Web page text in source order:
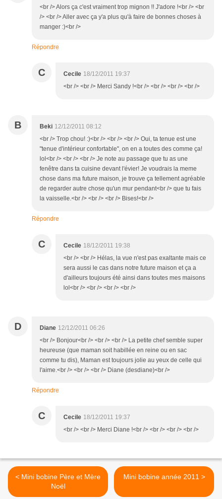
<br /> Alors ça c'est vraiment trop mignon !! J'adore !<br /> <br
/> <br /> Aller avec ça y'a plus qu'à faire de bonnes choses à
manger :)<br />
Répondre
C Cecile 18/12/2011 19:37
<br /> <br /> Merci Sandy !<br /> <br /> <br /> <br />
B Beki 12/12/2011 08:12
<br /> Trop chou! :)<br /> <br /> <br /> Oui, ta tenue est une
"tenue d'intérieur confortable", on en a toutes des comme ça!
lol<br /> <br /> <br /> Je note au passage que tu as une
fenêtre dans ta cuisine devant l'évier! Je voudrais la meme
chose dans ma future maison, je trouve ça tellement agréable
de regarder autre chose qu'un mur pendant<br /> que tu fais
la vaisselle.<br /> <br /> <br /> Bises!<br />
Répondre
C Cecile 18/12/2011 19:38
<br /> <br /> Hélas, la vue n'est pas exaltante mais ce
sera aussi le cas dans notre future maison et ça a
d'ailleurs toujours été ainsi dans toutes mes maisons
lol<br /> <br /> <br /> <br />
D Diane 12/12/2011 06:26
<br /> Bonjour<br /> <br /> <br /> La petite chef semble super
heureuse (que maman soit habillée en reine ou en sac
comme tu dis), Maman est toujours jolie au yeux de celle qui
l'aime.<br /> <br /> <br /> Diane (desdiane)<br />
Répondre
C Cecile 18/12/2011 19:37
<br /> <br /> Merci Diane !<br /> <br /> <br /> <br />
< Mini bobine Père et Mère
Noël
Mini bobine année 2011 >